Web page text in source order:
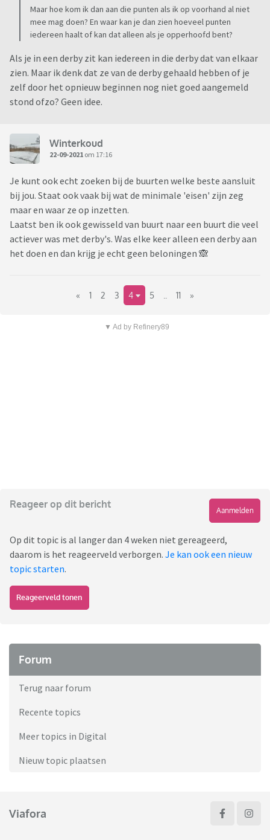
Maar hoe kom ik dan aan die punten als ik op voorhand al niet
mee mag doen? En waar kan je dan zien hoeveel punten
iedereen haalt of kan dat alleen als je opperhoofd bent?
Als je in een derby zit kan iedereen in die derby dat van elkaar
zien. Maar ik denk dat ze van de derby gehaald hebben of je
zelf door het opnieuw beginnen nog niet goed aangemeld
stond ofzo? Geen idee.
Winterkoud
22-09-2021 om 17:16
Je kunt ook echt zoeken bij de buurten welke beste aansluit
bij jou. Staat ook vaak bij wat de minimale 'eisen' zijn zeg
maar en waar ze op inzetten.
Laatst ben ik ook gewisseld van buurt naar een buurt die veel
actiever was met derby's. Was elke keer alleen een derby aan
het doen en dan krijg je echt geen beloningen 🙈
« 1 2 3 4 5 11 »
▼ Ad by Refinery89
Reageer op dit bericht
Aanmelden
Op dit topic is al langer dan 4 weken niet gereageerd,
daarom is het reageerveld verborgen. Je kan ook een nieuw
topic starten.
Reageerveld tonen
Forum
Terug naar forum
Recente topics
Meer topics in Digital
Nieuw topic plaatsen
Viafora